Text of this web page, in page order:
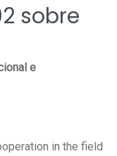
sobre
e
in the field